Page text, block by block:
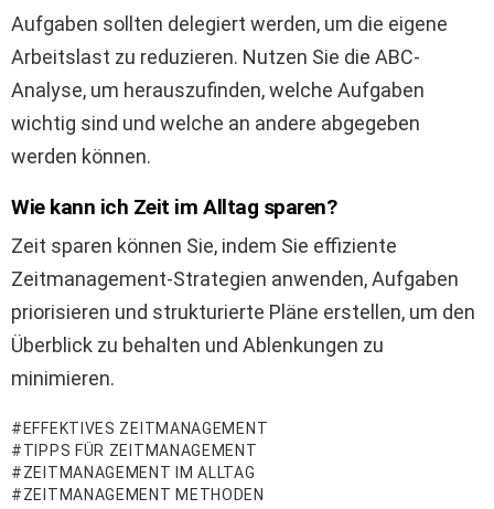
Aufgaben sollten delegiert werden, um die eigene
Arbeitslast zu reduzieren. Nutzen Sie die ABC-
Analyse, um herauszufinden, welche Aufgaben
wichtig sind und welche an andere abgegeben
werden können.
Wie kann ich Zeit im Alltag sparen?
Zeit sparen können Sie, indem Sie effiziente
Zeitmanagement-Strategien anwenden, Aufgaben
priorisieren und strukturierte Pläne erstellen, um den
Überblick zu behalten und Ablenkungen zu
minimieren.
EFFEKTIVES ZEITMANAGEMENT
TIPPS FÜR ZEITMANAGEMENT
ZEITMANAGEMENT IM ALLTAG
ZEITMANAGEMENT METHODEN